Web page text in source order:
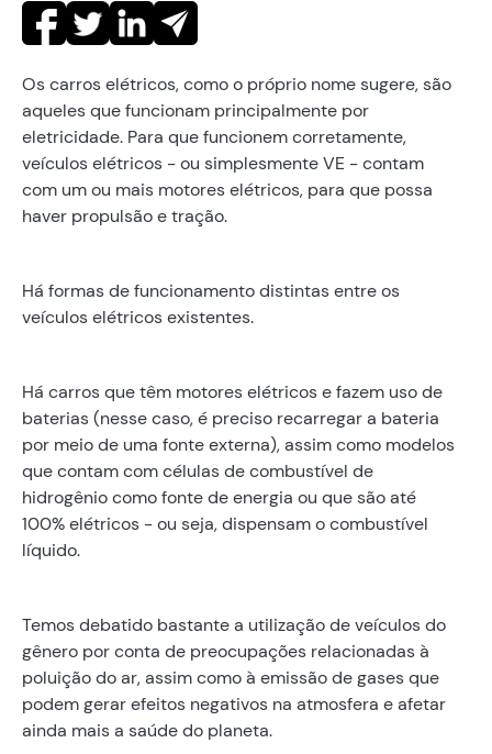
Os carros elétricos, como o próprio nome sugere, são
aqueles que funcionam principalmente por
eletricidade. Para que funcionem corretamente,
veículos elétricos - ou simplesmente VE - contam
com um ou mais motores elétricos, para que possa
haver propulsão e tração.
Há formas de funcionamento distintas entre os
veículos elétricos existentes.
Há carros que têm motores elétricos e fazem uso de
baterias (nesse caso, é preciso recarregar a bateria
por meio de uma fonte externa), assim como modelos
que contam com células de combustível de
hidrogênio como fonte de energia ou que são até
100% elétricos - ou seja, dispensam o combustível
líquido.
Temos debatido bastante a utilização de veículos do
gênero por conta de preocupações relacionadas à
poluição do ar, assim como à emissão de gases que
podem gerar efeitos negativos na atmosfera e afetar
ainda mais a saúde do planeta.